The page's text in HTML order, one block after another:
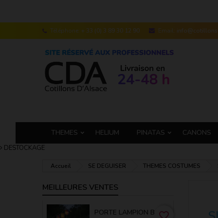
Téléphone: + 33 (0) 3 89 30 12 90 Email:
THEMES HELIUM PINATAS CANONS
DESTOCKAGE
Accueil SE DEGUISER THEMES COSTUMES
MEILLEURES VENTES
PORTE LAMPION BAMBOU 50 CM
favorite_border